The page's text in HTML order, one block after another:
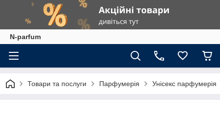
N-parfum
Товари та послуги Парфумерія Унісекс парфумерія